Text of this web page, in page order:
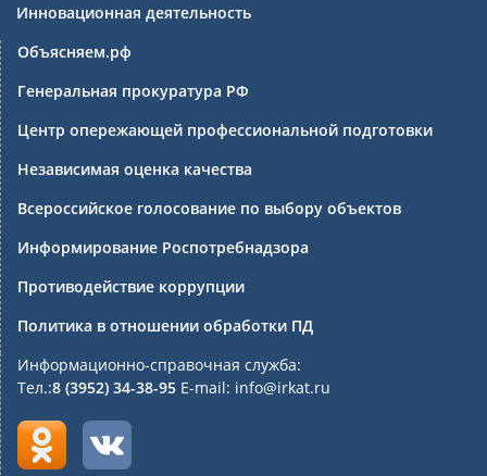
Инновационная деятельность
Объясняем.рф
Генеральная прокуратура РФ
Центр опережающей профессиональной подготовки
Независимая оценка качества
Всероссийское голосование по выбору объектов
Информирование Роспотребнадзора
Противодействие коррупции
Политика в отношении обработки ПД
Информационно-справочная служба:
Тел.:8 (3952) 34-38-95 E-mail: info@irkat.ru